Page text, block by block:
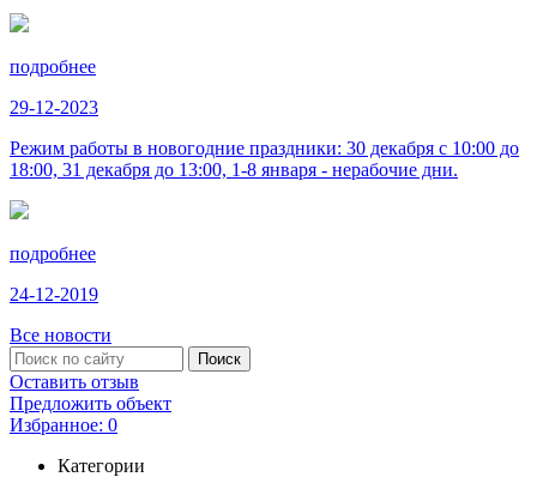
подробнее
29-12-2023
Режим работы в новогодние праздники: 30 декабря с 10:00 до
18:00, 31 декабря до 13:00, 1-8 января - нерабочие дни.
подробнее
24-12-2019
Все новости
Оставить отзыв
Предложить объект
Избранное: 0
Категории